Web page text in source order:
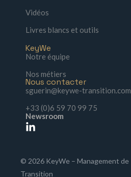
Vidéos
Livres blancs et outils
KeyWe
Notre équipe
Nos métiers
Nous contacter
sguerin@keywe-transition.com
+33 (0)6 59 70 99 75
Newsroom
© 2026 KeyWe – Management de
Transition